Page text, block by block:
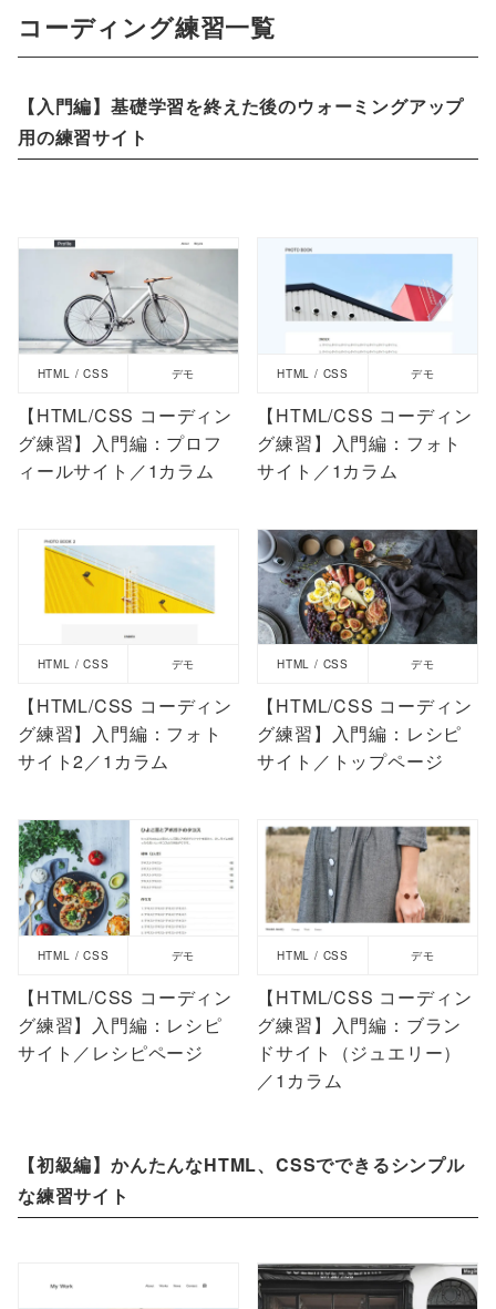
コーディング練習一覧
【入門編】基礎学習を終えた後のウォーミングアップ
用の練習サイト
HTML / CSS デモ
【HTML/CSS コーディン
グ練習】入門編：プロフ
ィールサイト／1カラム
HTML / CSS デモ
【HTML/CSS コーディン
グ練習】入門編：フォト
サイト／1カラム
HTML / CSS デモ
【HTML/CSS コーディン
グ練習】入門編：フォト
サイト2／1カラム
HTML / CSS デモ
【HTML/CSS コーディン
グ練習】入門編：レシピ
サイト／トップページ
HTML / CSS デモ
【HTML/CSS コーディン
グ練習】入門編：レシピ
サイト／レシピページ
HTML / CSS デモ
【HTML/CSS コーディン
グ練習】入門編：ブラン
ドサイト（ジュエリー）
／1カラム
【初級編】かんたんなHTML、CSSでできるシンプル
な練習サイト